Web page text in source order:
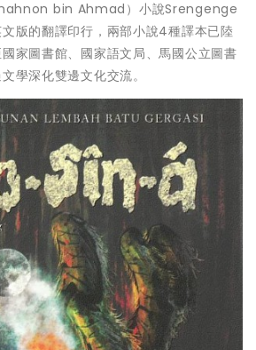
bin Ahmad）小說Srengenge
文版的翻譯印行，兩部小說4種譯本已陸
家圖書館、國家語文局、馬國公立圖書
學深化雙邊文化交流。